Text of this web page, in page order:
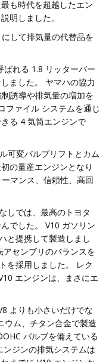
も時代を超越したエン
明しました。
して排気量の代替品を
れる 1.8 リッターバー
ました。 ヤマハの協力
誘導や排気量の増加を
ファイル システムを通じ
る 4 気筒エンジンで
可変バルブリフトとカム
の量産エンジンとなり
マンス、信頼性、高回
しでは、最高のトヨタ
でした。 V10 ガソリン
と提携して製造しまし
センブリのバランスを
を採用しました。 レク
エンジンは、まさにエ
よりも小さいだけでな
ウム、チタン合金で製造
バルブを備えている
ジンの排気システムは